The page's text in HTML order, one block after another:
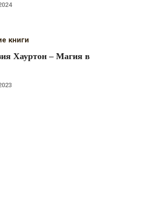
книги
Хауртон – Магия в